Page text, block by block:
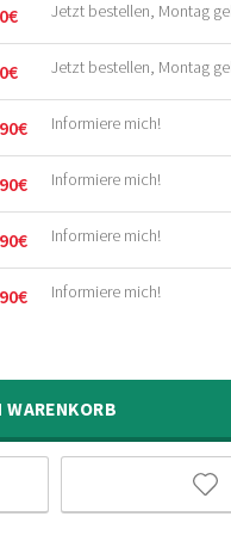
€ Jetzt bestellen, Montag
€ Jetzt bestellen, Montag
€ Informiere mich!
€ Informiere mich!
€ Informiere mich!
€ Informiere mich!
WARENKORB